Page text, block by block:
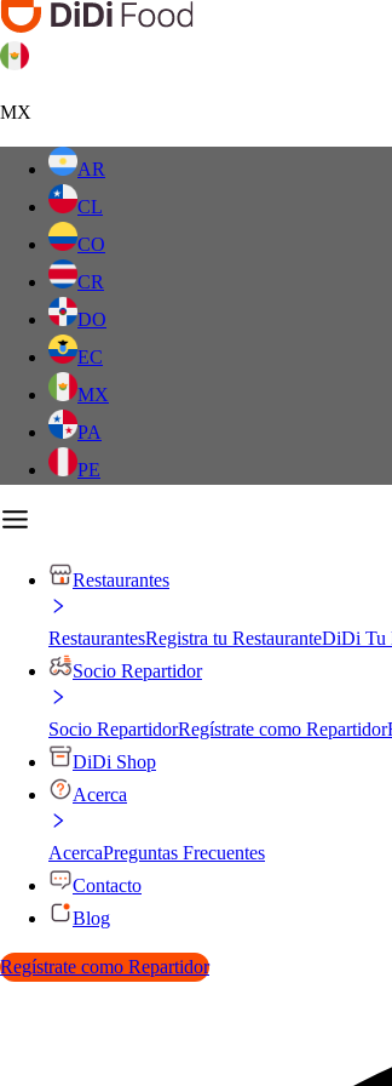
MX
AR
CL
CO
CR
DO
EC
MX
PA
PE
Restaurantes
RestaurantesRegistra tu RestauranteDiDi Tu
Socio Repartidor
Socio RepartidorRegístrate como Repartidor
DiDi Shop
Acerca
AcercaPreguntas Frecuentes
Contacto
Blog
Regístrate como Repartidor